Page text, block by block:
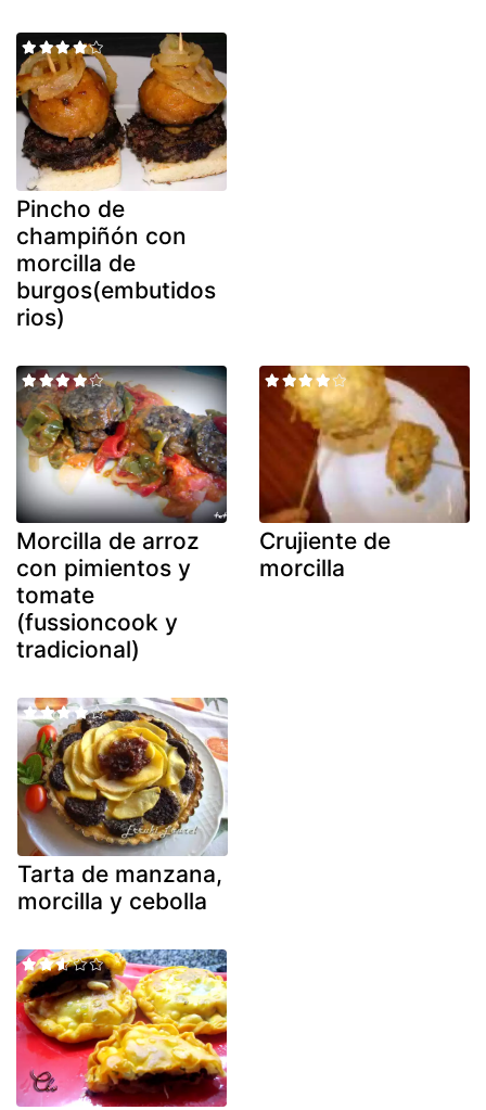
Pincho de
champiñón con
morcilla de
burgos(embutidos
rios)
Morcilla de arroz
con pimientos y
tomate
(fussioncook y
tradicional)
Crujiente de
morcilla
Tarta de manzana,
morcilla y cebolla